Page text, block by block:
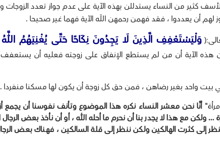
النساء،آية:129] . للأسف كثير من النساء يستدللن بهذه الآية على عدم جواز تعدد
لهم أن يعددوا ، فقد فهمن رحمهن الله الآية فهما غير صحيحا .
وَلْيَسْتَعْفِفِ الَّذِينَ لَا يَجِدُونَ نِكَاحًا حَتَّى يُغْنِيَهُمُ
الاستدلال من هذه الآية أن من لم يستطع الإنفاق على زوجته فعليه أن
في بيت واحد بغير رضاهن ، فمن حق كل زوجة أن يكون لها مسكنا منفردا .
أنَّا نحن معشر النساء نكره هذا الموضوع وتأنف نفوسنا أن يجمع
... ولكن مع هذا لا يجدر بنا أن نحرم ما أحله الله ، أو أن نأخذ بعض الرجال
إلى كثرت الهالكين ولكن ننظر إلى قلة السالكين ، فهناك بعض